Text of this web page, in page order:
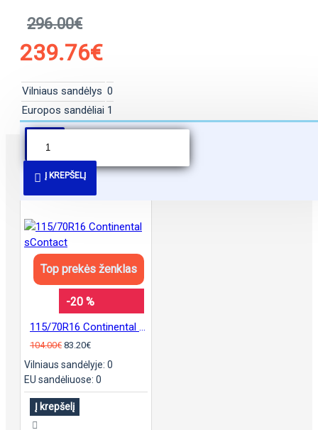
296.00€
239.76€
Vilniaus sandėlys 0
Europos sandėliai 1
Į KREPŠELĮ
PANAŠŪS PASIŪLYMAI
Top prekės ženklas
-20 %
104.00€ 83.20€
Vilniaus sandėlyje: 0
EU sandėliuose: 0
Į krepšelį